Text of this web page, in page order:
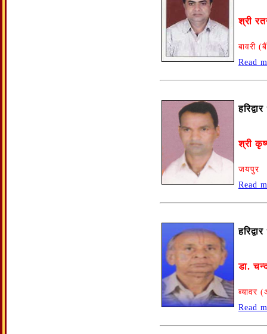
श्री
बावरी
Read
श्री
जयपुर
Read
डा.
ब्यावर
Read